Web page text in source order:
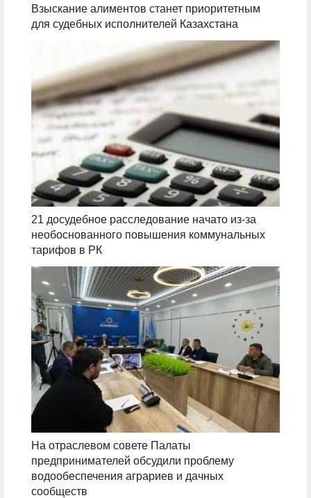
Взыскание алиментов станет приоритетным
для судебных исполнителей Казахстана
21 досудебное расследование начато из-за
необоснованного повышения коммунальных
тарифов в РК
На отраслевом совете Палаты
предпринимателей обсудили проблему
водообеспечения аграриев и дачных
сообществ